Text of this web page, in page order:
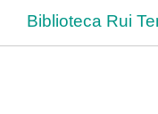
Biblioteca Rui